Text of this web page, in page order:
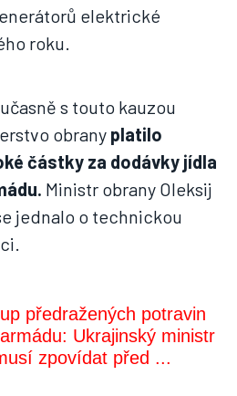
elektrické
roku.
s touto kauzou
obrany platilo
částky za dodávky jídla
Ministr obrany Oleksij
jednalo o technickou
předražených potravin
Ukrajinský ministr
zpovídat před ...